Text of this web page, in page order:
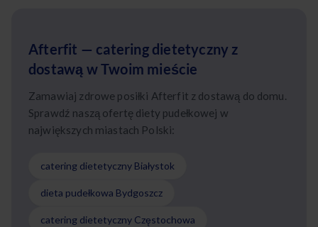
Afterfit — catering dietetyczny z
dostawą w Twoim mieście
Zamawiaj zdrowe posiłki Afterfit z dostawą do domu.
Sprawdź naszą ofertę diety pudełkowej w
największych miastach Polski:
catering dietetyczny Białystok
dieta pudełkowa Bydgoszcz
catering dietetyczny Częstochowa